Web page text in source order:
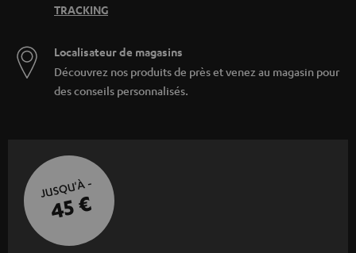
TRACKING
Localisateur de magasins
Découvrez nos produits de près et venez au magasin pour
des conseils personnalisés.
JUSQU'À -
45 €